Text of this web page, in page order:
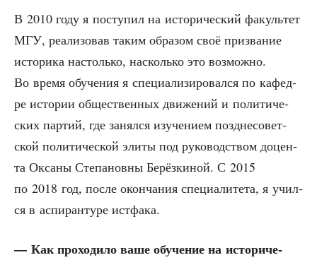
В 2010 году я посту­пил на исто­ри­че­ский факуль­тет
МГУ, реа­ли­зо­вав таким обра­зом своё при­зва­ние
исто­ри­ка настоль­ко, насколь­ко это воз­мож­но.
Во вре­мя обу­че­ния я спе­ци­а­ли­зи­ро­вал­ся по кафед­
ре исто­рии обще­ствен­ных дви­же­ний и поли­ти­че­
ских пар­тий, где занял­ся изу­че­ни­ем позд­не­со­вет­
ской поли­ти­че­ской эли­ты под руко­вод­ством доцен­
та Окса­ны Сте­па­нов­ны Берёз­ки­ной. С 2015
по 2018 год, после окон­ча­ния спе­ци­а­ли­те­та, я учил­
ся в аспи­ран­ту­ре истфака.
— Как про­хо­ди­ло ваше обу­че­ние на исто­ри­че­